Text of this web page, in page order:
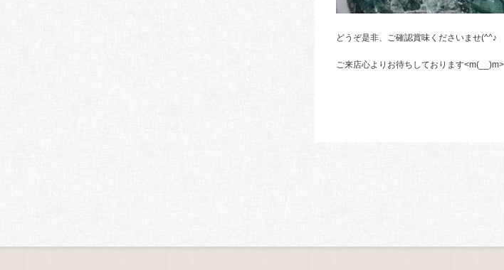
どうぞ是非、ご確認賞味くださいませ(^^♪
ご来店心よりお待ちしております<m(__)m>